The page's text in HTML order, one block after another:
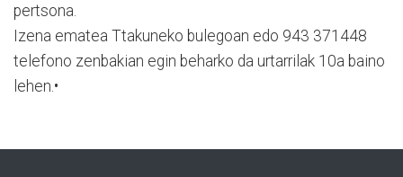
pertsona.
Izena ematea Ttakuneko bulegoan edo 943 371448
telefono zenbakian egin beharko da urtarrilak 10a baino
lehen.•